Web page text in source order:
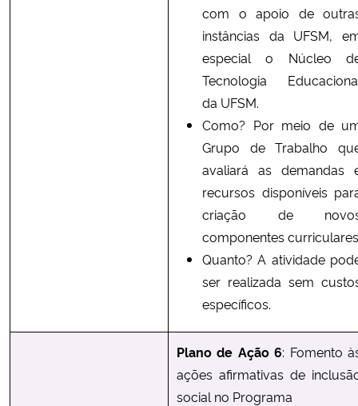
com o apoio de
instâncias da UFSM,
especial o Núcleo
Tecnologia
da UFSM.
Como? Por meio de
Grupo de Trabalho
avaliará as demandas
recursos disponíveis
criação de
componentes
Quanto? A atividade
ser realizada sem
específicos.
Plano de Ação 6: Fomento
ações afirmativas de
social no Programa